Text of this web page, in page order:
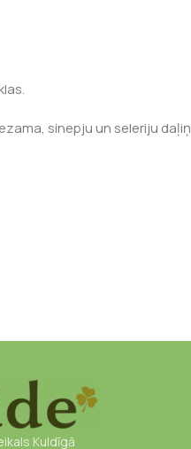
sinepju un seleriju
Kuldīgā